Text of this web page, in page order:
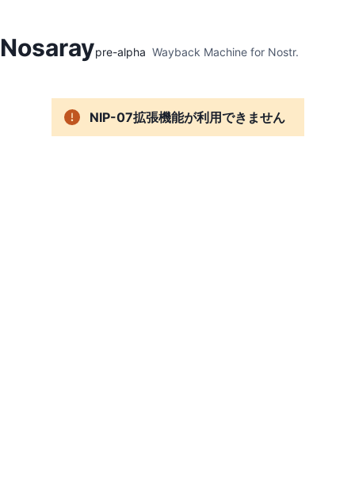
Nosaraypre-alpha Wayback Machine for Nostr.
NIP-07拡張機能が利用できません